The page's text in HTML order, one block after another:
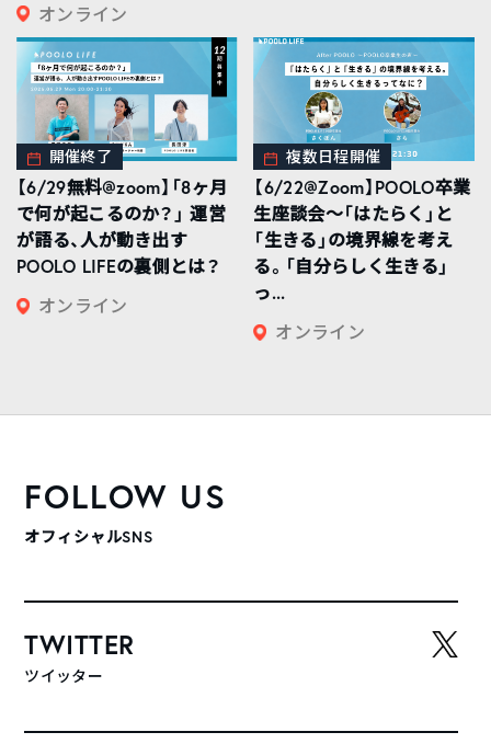
オンライン
開催終了
【6/29無料@zoom】「8ヶ月
で何が起こるのか？」 運営
が語る、人が動き出す
POOLO LIFEの裏側とは？
オンライン
複数日程開催
【6/22@Zoom】POOLO卒業
生座談会〜「はたらく」と
「生きる」の境界線を考え
る。「自分らしく生きる」
っ...
オンライン
FOLLOW US
オフィシャルSNS
TWITTER
ツイッター